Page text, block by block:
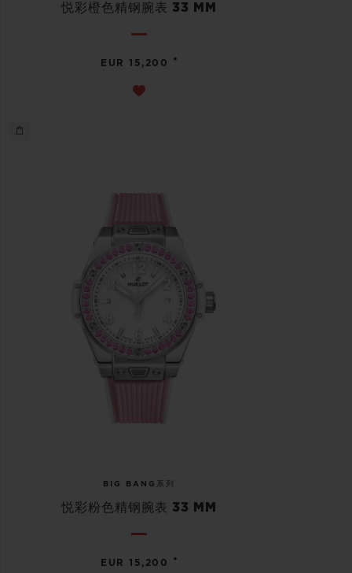
悦彩橙色精钢腕表 33 MM
EUR 15,200 •
BIG BANG系列
悦彩粉色精钢腕表 33 MM
EUR 15,200 •